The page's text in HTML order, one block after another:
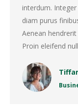
interdum.
diam purus
Aenean
Proin eleifend